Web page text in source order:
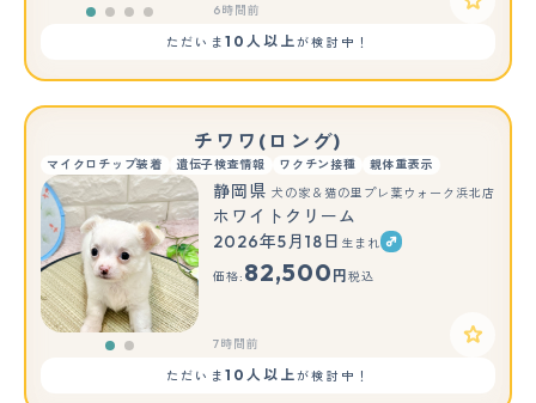
6時間前
ただいま 10人以上が検討中！
チワワ(ロング)
マイクロチップ装着 遺伝子検査情報 ワクチン接種 親体重表示
もっと見る
静岡県 犬の家＆猫の里プレ葉ウォーク浜北店
ホワイトクリーム
2026年5月18日 生まれ
価格: 82,500 円 税込
7時間前
ただいま 10人以上が検討中！